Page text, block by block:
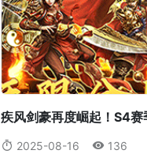
疾风剑豪再度崛起！S4赛
豪输出机制全解析
2025-08-16 136